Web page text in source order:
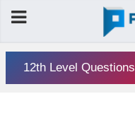
12th Level Questions